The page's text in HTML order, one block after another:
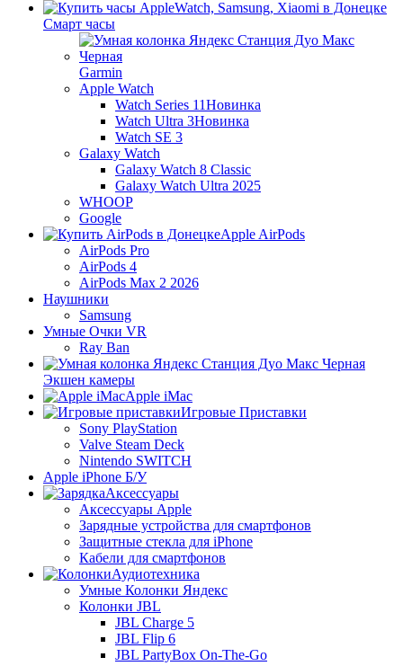
Смарт часы
Garmin
Apple Watch
Watch Series 11Новинка
Watch Ultra 3Новинка
Watch SE 3
Galaxy Watch
Galaxy Watch 8 Classic
Galaxy Watch Ultra 2025
WHOOP
Google
Apple AirPods
AirPods Pro
AirPods 4
AirPods Max 2 2026
Наушники
Samsung
Умные Очки VR
Ray Ban
Экшен камеры
Apple iMac
Игровые Приставки
Sony PlayStation
Valve Steam Deck
Nintendo SWITCH
Apple iPhone Б/У
Аксессуары
Аксессуары Apple
Зарядные устройства для смартфонов
Защитные стекла для iPhone
Кабели для смартфонов
Аудиотехника
Умные Колонки Яндекс
Колонки JBL
JBL Charge 5
JBL Flip 6
JBL PartyBox On-The-Go